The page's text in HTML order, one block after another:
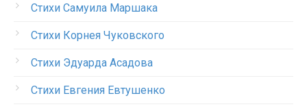
Стихи Самуила Маршака
Стихи Корнея Чуковского
Стихи Эдуарда Асадова
Стихи Евгения Евтушенко